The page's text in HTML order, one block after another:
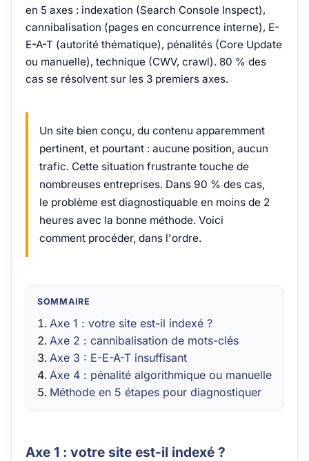
en 5 axes : indexation (Search Console Inspect),
cannibalisation (pages en concurrence interne), E-
E-A-T (autorité thématique), pénalités (Core Update
ou manuelle), technique (CWV, crawl). 80 % des
cas se résolvent sur les 3 premiers axes.
Un site bien conçu, du contenu apparemment
pertinent, et pourtant : aucune position, aucun
trafic. Cette situation frustrante touche de
nombreuses entreprises. Dans 90 % des cas,
le problème est diagnostiquable en moins de 2
heures avec la bonne méthode. Voici
comment procéder, dans l'ordre.
SOMMAIRE
Axe 1 : votre site est-il indexé ?
Axe 2 : cannibalisation de mots-clés
Axe 3 : E-E-A-T insuffisant
Axe 4 : pénalité algorithmique ou manuelle
Méthode en 5 étapes pour diagnostiquer
Axe 1 : votre site est-il indexé ?